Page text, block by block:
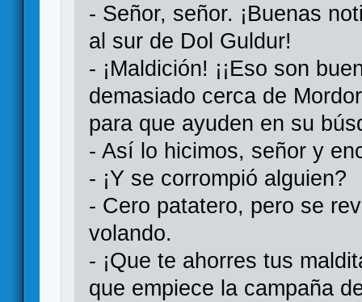
- Señor, señor. ¡Buenas
al sur de Dol Guldur!
- ¡Maldición! ¡¡Eso son
demasiado cerca de
para que ayuden en su
- Así lo hicimos, señor y
- ¡Y se corrompió alguien?
- Cero patatero, pero se
volando.
- ¡Que te ahorres tus
que empiece la campaña